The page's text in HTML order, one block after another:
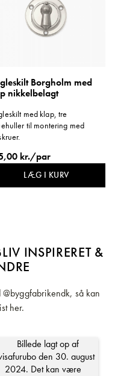
Borgholm med
nikkelbelagt
med klap, tre
til montering med
kr./par
LÆG I KURV
INSPIRERET &
så kan
her.